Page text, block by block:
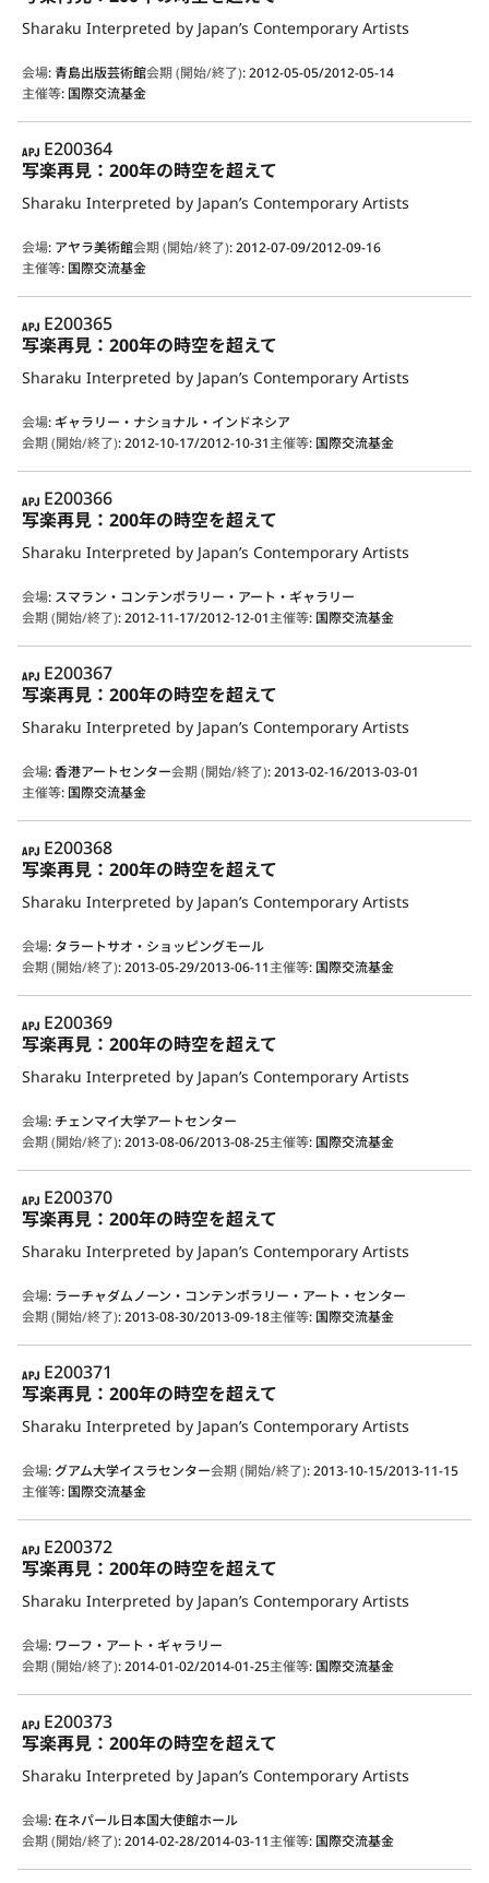
Sharaku Interpreted by Japan’s Contemporary Artists
会場:青島出版芸術館会期 (開始/終了):2012-05-05/2012-05-14
主催等: 国際交流基金
APJ
E200364
写楽再見：200年の時空を超えて
Sharaku Interpreted by Japan’s Contemporary Artists
会場: アヤラ美術館会期 (開始/終了):2012-07-09/2012-09-16
主催等: 国際交流基金
APJ
E200365
写楽再見：200年の時空を超えて
Sharaku Interpreted by Japan’s Contemporary Artists
会場: ギャラリー・ナショナル・インドネシア
会期 (開始/終了):2012-10-17/2012-10-31主催等: 国際交流基金
APJ
E200366
写楽再見：200年の時空を超えて
Sharaku Interpreted by Japan’s Contemporary Artists
会場: スマラン・コンテンポラリー・アート・ギャラリー
会期 (開始/終了):2012-11-17/2012-12-01主催等: 国際交流基金
APJ
E200367
写楽再見：200年の時空を超えて
Sharaku Interpreted by Japan’s Contemporary Artists
会場:香港アートセンター会期 (開始/終了):2013-02-16/2013-03-01
主催等: 国際交流基金
APJ
E200368
写楽再見：200年の時空を超えて
Sharaku Interpreted by Japan’s Contemporary Artists
会場: タラートサオ・ショッピングモール
会期 (開始/終了):2013-05-29/2013-06-11主催等: 国際交流基金
APJ
E200369
写楽再見：200年の時空を超えて
Sharaku Interpreted by Japan’s Contemporary Artists
会場: チェンマイ大学アートセンター
会期 (開始/終了):2013-08-06/2013-08-25主催等: 国際交流基金
APJ
E200370
写楽再見：200年の時空を超えて
Sharaku Interpreted by Japan’s Contemporary Artists
会場: ラーチャダムノーン・コンテンポラリー・アート・センター
会期 (開始/終了):2013-08-30/2013-09-18主催等: 国際交流基金
APJ
E200371
写楽再見：200年の時空を超えて
Sharaku Interpreted by Japan’s Contemporary Artists
会場:グアム大学イスラセンター会期 (開始/終了):2013-10-15/2013-11-15
主催等: 国際交流基金
APJ
E200372
写楽再見：200年の時空を超えて
Sharaku Interpreted by Japan’s Contemporary Artists
会場: ワーフ・アート・ギャラリー
会期 (開始/終了):2014-01-02/2014-01-25主催等: 国際交流基金
APJ
E200373
写楽再見：200年の時空を超えて
Sharaku Interpreted by Japan’s Contemporary Artists
会場:在ネパール日本国大使館ホール
会期 (開始/終了):2014-02-28/2014-03-11主催等: 国際交流基金